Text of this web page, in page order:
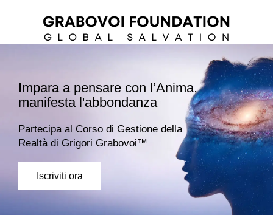
Impara a pensare con l’Anima,
manifesta l'abbondanza
Partecipa al Corso di Gestione della
Realtà di Grigori Grabovoi™
Iscriviti ora